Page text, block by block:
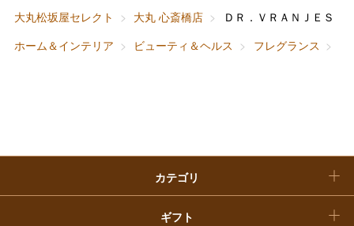
大丸松坂屋セレクト 大丸 心斎橋店
ＤＲ．ＶＲＡＮＪＥＳ
ホーム＆インテリア
ビューティ＆ヘルス フレグランス
カテゴリ
ベビー＆キッズ
ギフト
お香典返し
快気祝い
敬老の日
福袋